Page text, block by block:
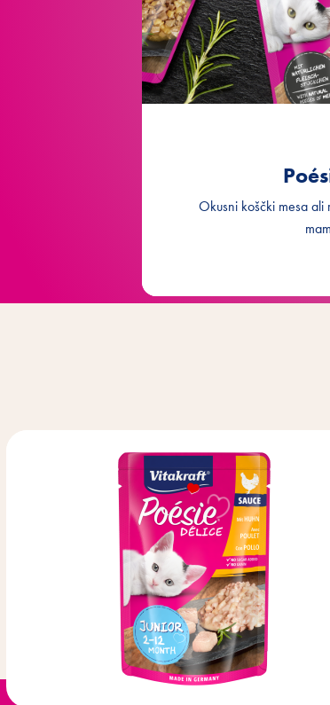
Okusni koščki mesa